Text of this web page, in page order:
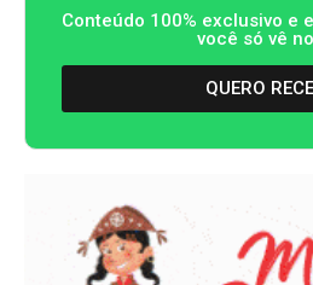
Conteúdo 100% exclusivo e
você só vê
QUERO